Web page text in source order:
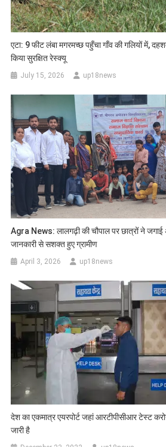
एटा: 9 फीट लंबा मगरमच्छ पहुँचा गाँव की गलियों में,
किया सुरक्षित रेस्क्यू
July 15, 2026 up18news
Agra News: लालगढ़ी की चौपाल पर छात्रों ने
जानकारी से सशक्त हुए ग्रामीण
April 3, 2026 up18news
देश का एकमात्र एयरपोर्ट जहां आरटीपीसीआर टेस्ट
जारी है